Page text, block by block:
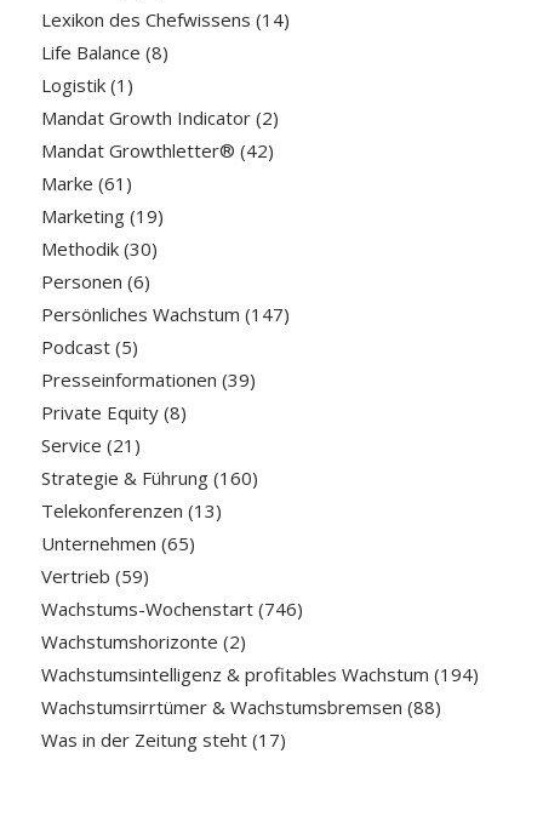
Lexikon des Chefwissens (14)
Life Balance (8)
Logistik(1)
Mandat Growth Indicator(2)
Mandat Growthletter® (42)
Marke (61)
Marketing(19)
Methodik(30)
Personen (6)
Persönliches Wachstum (147)
Podcast(5)
Presseinformationen (39)
Private Equity(8)
Service (21)
Strategie & Führung(160)
Telekonferenzen (13)
Unternehmen (65)
Vertrieb (59)
Wachstums-Wochenstart(746)
Wachstumshorizonte (2)
Wachstumsintelligenz & profitables Wachstum (194)
Wachstumsirrtümer & Wachstumsbremsen (88)
Was in der Zeitung steht(17)